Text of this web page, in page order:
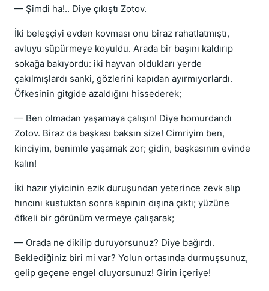
— Şimdi ha!.. Diye çıkıştı Zotov.
İki beleşçiyi evden kovması onu biraz rahatlatmıştı,
avluyu süpürmeye koyuldu. Arada bir başını kaldırıp
sokağa bakıyordu: iki hayvan oldukları yerde
çakılmışlardı sanki, gözlerini kapıdan ayırmıyorlardı.
Öfkesinin gitgide azaldığını hissederek;
— Ben olmadan yaşamaya çalışın! Diye homurdandı
Zotov. Biraz da başkası baksın size! Cimriyim ben,
kinciyim, benimle yaşamak zor; gidin, başkasının evinde
kalın!
İki hazır yiyicinin ezik duruşundan yeterince zevk alıp
hıncını kustuktan sonra kapının dışına çıktı; yüzüne
öfkeli bir görünüm vermeye çalışarak;
— Orada ne dikilip duruyorsunuz? Diye bağırdı.
Beklediğiniz biri mi var? Yolun ortasında durmuşsunuz,
gelip geçene engel oluyorsunuz! Girin içeriye!